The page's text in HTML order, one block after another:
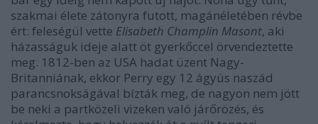
szakmai élete zátonyra futott, magánéletében révbe
ért: feleségül vette Elisabeth Champlin Masont, aki
házasságuk ideje alatt öt gyerkőccel örvendeztette
meg. 1812-ben az USA hadat üzent Nagy-
Britanniának, ekkor Perry egy 12 ágyús naszád
parancsnokságával bízták meg, de nagyon nem jött
be neki a partközeli vizeken való járőrözés, és